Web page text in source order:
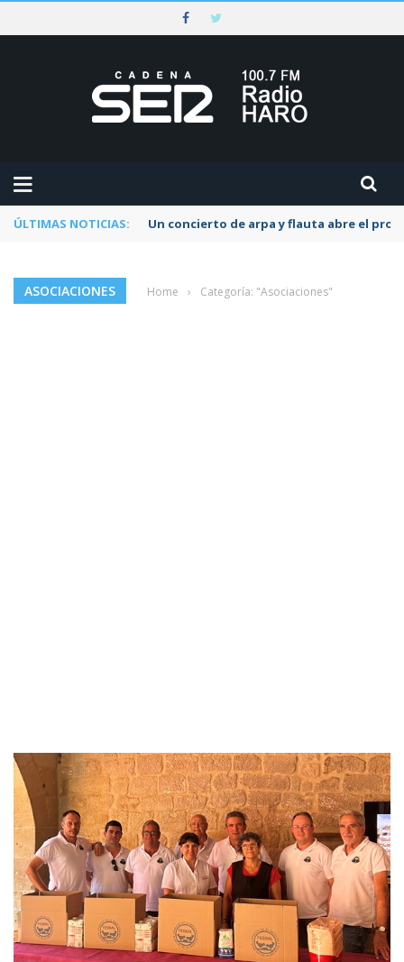
ÚLTIMAS NOTICIAS: Un concierto de arpa y flauta abre el
ASOCIACIONES Home › Categoría: "Asociaciones"